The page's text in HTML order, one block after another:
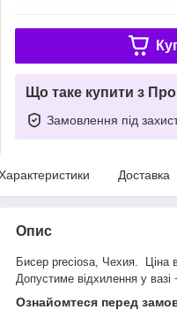
Що таке купити з
Замовлення під
Доставка
Опис
Бисер preciosa, Чехия.
Ціна
Допустиме відхилення у вазі
Ознайомтеся перед